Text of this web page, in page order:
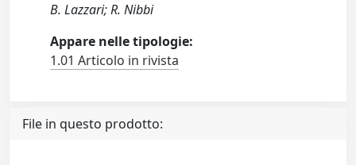
B. Lazzari; R. Nibbi
Appare nelle tipologie:
1.01 Articolo in rivista
File in questo prodotto: